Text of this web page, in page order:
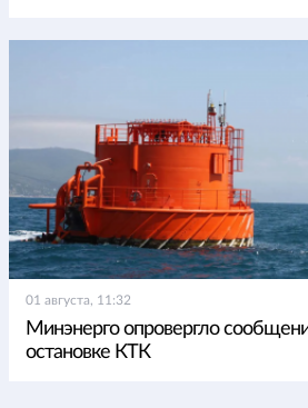
01 августа, 11:32
Минэнерго опровергло
остановке КТК